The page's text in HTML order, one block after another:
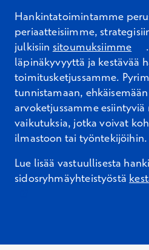
Hankintatoimintamme
periaatteisiimme,
julkisiin sitoumuksiimme .
läpinäkyvyyttä ja kestävää
toimitusketjussamme.
tunnistamaan,
arvoketjussamme esiintyviä
vaikutuksia, jotka voivat
ilmastoon tai työntekijöihin.
Lue lisää vastuullisesta
sidosryhmäyhteistyöstä